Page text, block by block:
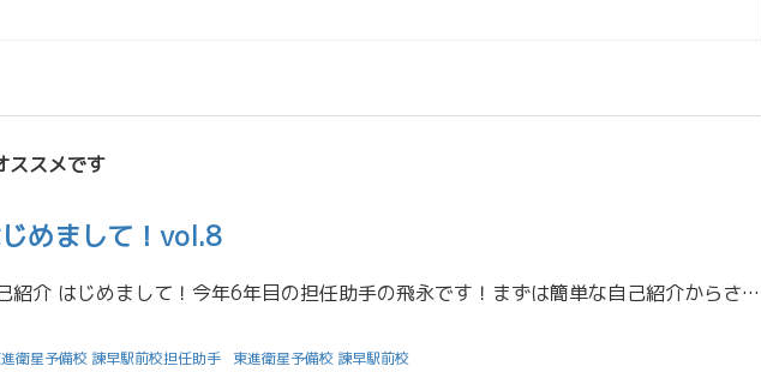
ススメです
めまして！vol.8
自己紹介 はじめまして！今年6年目の担任助手の飛永です！まずは簡単な自己紹介からさせていただきます！出身高校：西陵高校大学：長崎大学大学院 工学研究科 総合工学専攻 工学コース 2年部活：大学ではバドミントンサークルで副 […]
衛星予備校 諫早駅前校担任助手 東進衛星予備校 諫早駅前校